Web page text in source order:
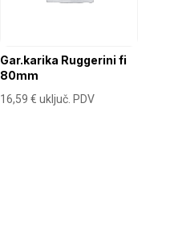
Gar.karika Ruggerini fi
80mm
16,59€ uključ. PDV